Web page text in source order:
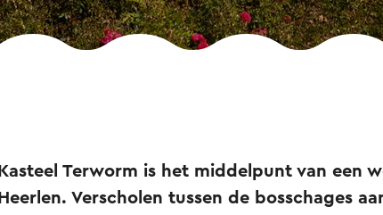
Kasteel Terworm is het middelpunt van een
Heerlen. Verscholen tussen de bosschages